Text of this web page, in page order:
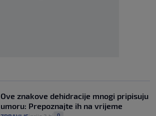
Ove znakove dehidracije mnogi pripisuju
umoru: Prepoznajte ih na vrijeme